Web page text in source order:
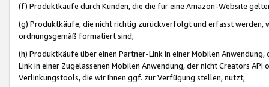
(f) Produktkäufe durch Kunden, die die für eine Amazon-Website
(g) Produktkäufe, die nicht richtig zurückverfolgt und erfasst werden,
ordnungsgemäß formatiert sind;
(h) Produktkäufe über einen Partner-Link in einer Mobilen
Link in einer Zugelassenen Mobilen Anwendung, der nicht Creators
Verlinkungstools, die wir Ihnen ggf. zur Verfügung stellen, nutzt;